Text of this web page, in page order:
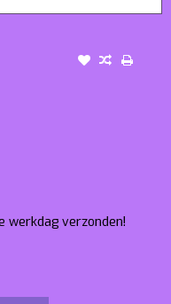
werkdag verzonden!